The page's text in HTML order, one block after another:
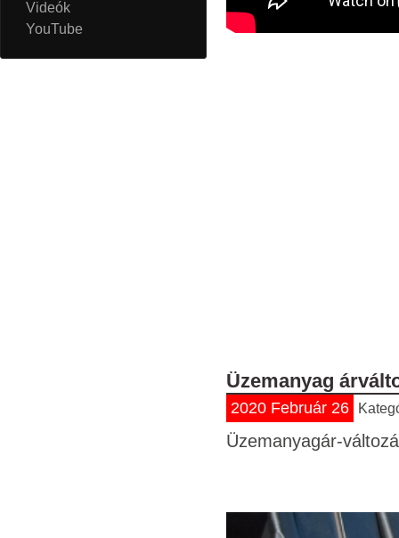
Videók
YouTube
Üzemanyag
2020 Február 26
Üzemanyagár-